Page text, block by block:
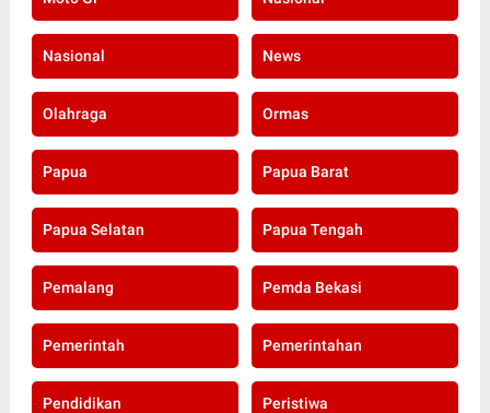
Nasional News
Olahraga Ormas
Papua Papua Barat
Papua Selatan Papua Tengah
Pemalang Pemda Bekasi
Pemerintah Pemerintahan
Pendidikan Peristiwa